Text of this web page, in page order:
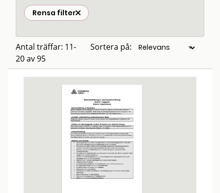
Rensa filter
Antal träffar: 11-
20 av 95
Sortera på: